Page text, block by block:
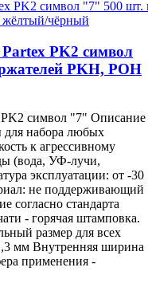
PK2 символ
PKH, POH
PK2 символ "7" Описание
для набора любых
к агрессивному
(вода, УФ-лучи,
эксплуатации: от -30
не поддерживающий
согласно стандарта
- горячая штамповка.
размер для всех
мм Внутренняя ширина
применения -